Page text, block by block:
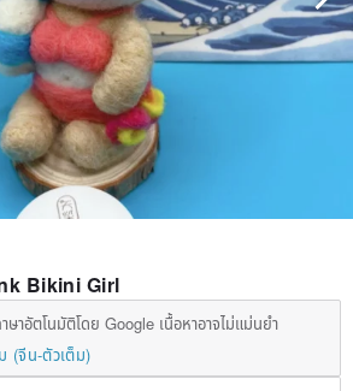
Bikini Girl
าอัตโนมัติโดย Google เนื้อหาอาจไม่แม่นยำ
(จีน-ตัวเต็ม)